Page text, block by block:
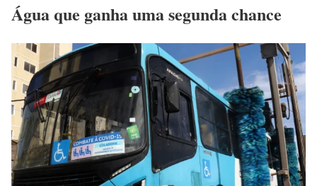
Água que ganha uma segunda chance